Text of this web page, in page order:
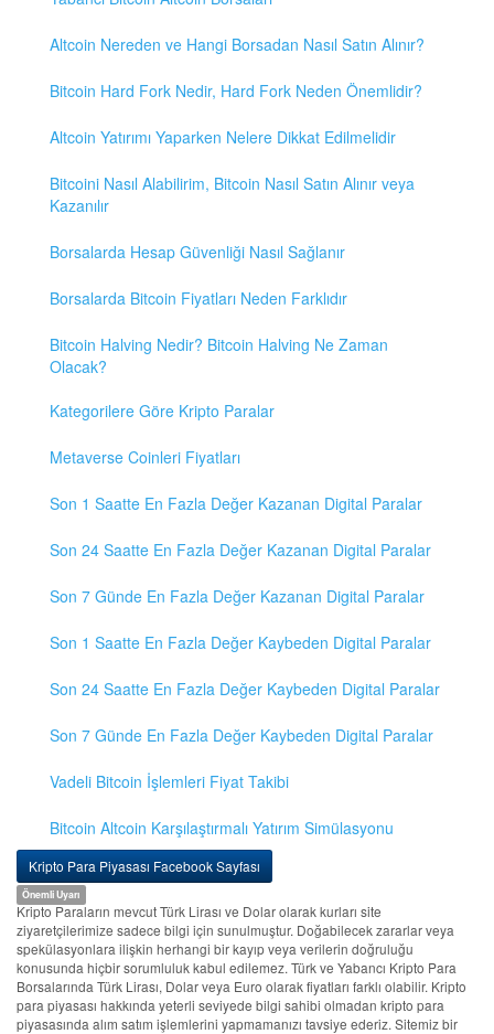
Altcoin Nereden ve Hangi Borsadan Nasıl Satın Alınır?
Bitcoin Hard Fork Nedir, Hard Fork Neden Önemlidir?
Altcoin Yatırımı Yaparken Nelere Dikkat Edilmelidir
Bitcoini Nasıl Alabilirim, Bitcoin Nasıl Satın Alınır veya
Kazanılır
Borsalarda Hesap Güvenliği Nasıl Sağlanır
Borsalarda Bitcoin Fiyatları Neden Farklıdır
Bitcoin Halving Nedir? Bitcoin Halving Ne Zaman
Olacak?
Kategorilere Göre Kripto Paralar
Metaverse Coinleri Fiyatları
Son 1 Saatte En Fazla Değer Kazanan Digital Paralar
Son 24 Saatte En Fazla Değer Kazanan Digital Paralar
Son 7 Günde En Fazla Değer Kazanan Digital Paralar
Son 1 Saatte En Fazla Değer Kaybeden Digital Paralar
Son 24 Saatte En Fazla Değer Kaybeden Digital Paralar
Son 7 Günde En Fazla Değer Kaybeden Digital Paralar
Vadeli Bitcoin İşlemleri Fiyat Takibi
Bitcoin Altcoin Karşılaştırmalı Yatırım Simülasyonu
Kripto Para Piyasası Facebook Sayfası
Önemli Uyarı
Kripto Paraların mevcut Türk Lirası ve Dolar olarak kurları site
ziyaretçilerimize sadece bilgi için sunulmuştur. Doğabilecek zararlar veya
spekülasyonlara ilişkin herhangi bir kayıp veya verilerin doğruluğu
konusunda hiçbir sorumluluk kabul edilemez. Türk ve Yabancı Kripto Para
Borsalarında Türk Lirası, Dolar veya Euro olarak fiyatları farklı olabilir. Kripto
para piyasası hakkında yeterli seviyede bilgi sahibi olmadan kripto para
piyasasında alım satım işlemlerini yapmamanızı tavsiye ederiz. Sitemiz bir